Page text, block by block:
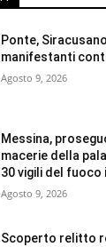
Ponte,
manifestanti
Agosto 9, 2026
Messina,
macerie della
30 vigili del fuoco
Agosto 9, 2026
Scoperto relitto